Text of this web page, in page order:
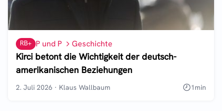
RB+ P und P Geschichte
Kirci betont die Wichtigkeit der deutsch-
amerikanischen Beziehungen
2. Juli 2026 · Klaus Wallbaum 1min